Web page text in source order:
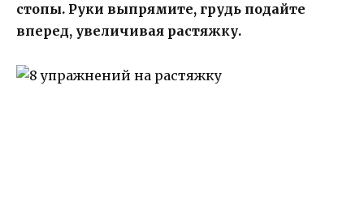
стопы. Руки выпрямите, грудь подайте
вперед, увеличивая растяжку.